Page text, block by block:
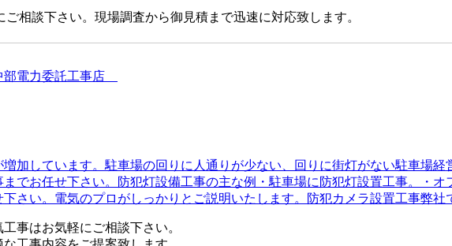
相談下さい。現場調査から御見積まで迅速に対応致します。
部電力委託工事店
加しています。駐車場の回りに人通りが少ない、回りに街灯がない駐車場
でお任せ下さい。防犯灯設備工事の主な例・駐車場に防犯灯設置工事。・
さい。電気のプロがしっかりとご説明いたします。防犯カメラ設置工事弊
事はお気軽にご相談下さい。